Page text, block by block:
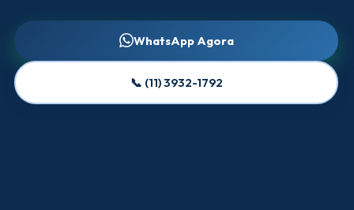
WhatsApp Agora
📞 (11) 3932-1792